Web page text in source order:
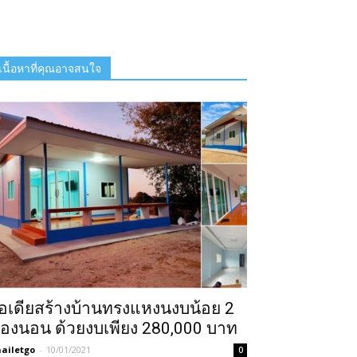
เนื้อหาที่คุณอาจสนใจ
เดียสร้างบ้านทรงแหงนงบน้อย 2
งนอน ด้วยงบเพียง 280,000 บาท
- 10/01/2021 0